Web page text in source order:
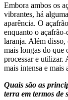
Embora ambos os
vibrantes, há
aparência. O
enquanto o
laranja. Além disso,
mais longas do que
processar e utilizar.
mais intensa e mais
Quais são as
terra em termos de